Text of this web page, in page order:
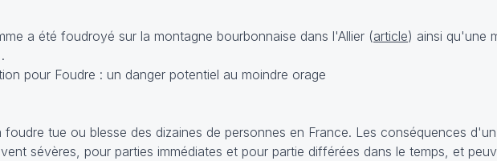
a été foudroyé sur la montagne bourbonnaise dans l'Allier (article) ainsi qu'une
foudre tue ou blesse des dizaines de personnes en France. Les conséquences
sévères, pour parties immédiates et pour partie différées dans le temps, et